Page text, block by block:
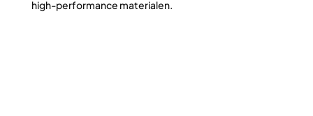
high-performance materialen.